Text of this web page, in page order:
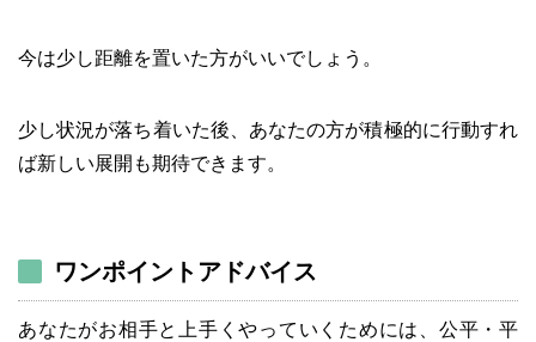
今は少し距離を置いた方がいいでしょう。
少し状況が落ち着いた後、あなたの方が積極的に行動すれ
ば新しい展開も期待できます。
ワンポイントアドバイス
あなたがお相手と上手くやっていくためには、公平・平